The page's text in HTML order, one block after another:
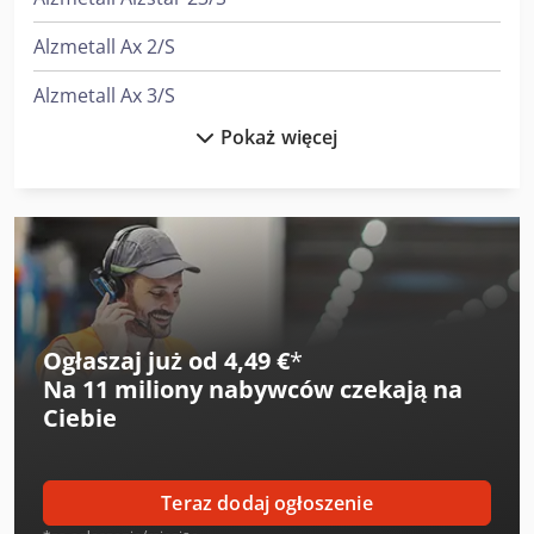
Alzmetall Ax 2/S
Alzmetall Ax 3/S
Awea Af-1460
Axa Vhc 3 - Xts
Dalex A 3119
Gildemeister Ctx 310
Gildemeister Ctx Alpha 300
Pokaż więcej
Ogłaszaj już od 4,49 €*
Na 11 miliony nabywców czekają na
Ciebie
Teraz dodaj ogłoszenie